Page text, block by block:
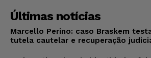
Últimas notícias
Marcello Perino: caso Braskem
tutela cautelar e recuperação